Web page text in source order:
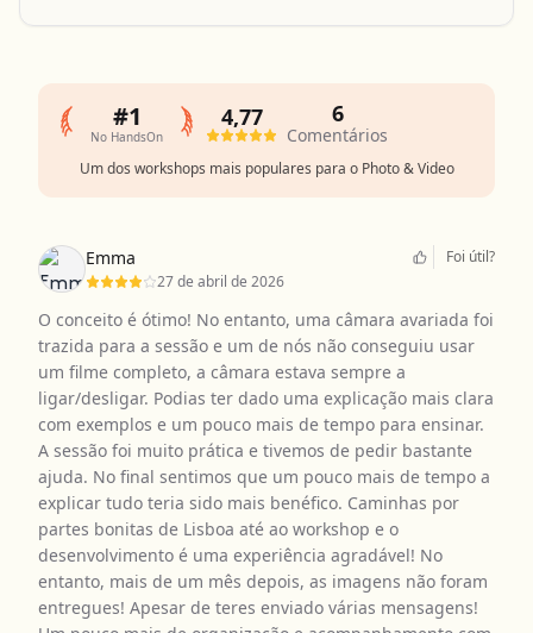
#1
No HandsOn
Um dos workshops mais populares para o Photo & Video
4,77 6
Comentários
Emma
27 de abril de 2026
Foi útil?
O conceito é ótimo! No entanto, uma câmara avariada foi
trazida para a sessão e um de nós não conseguiu usar
um filme completo, a câmara estava sempre a
ligar/desligar. Podias ter dado uma explicação mais clara
com exemplos e um pouco mais de tempo para ensinar.
A sessão foi muito prática e tivemos de pedir bastante
ajuda. No final sentimos que um pouco mais de tempo a
explicar tudo teria sido mais benéfico. Caminhas por
partes bonitas de Lisboa até ao workshop e o
desenvolvimento é uma experiência agradável! No
entanto, mais de um mês depois, as imagens não foram
entregues! Apesar de teres enviado várias mensagens!